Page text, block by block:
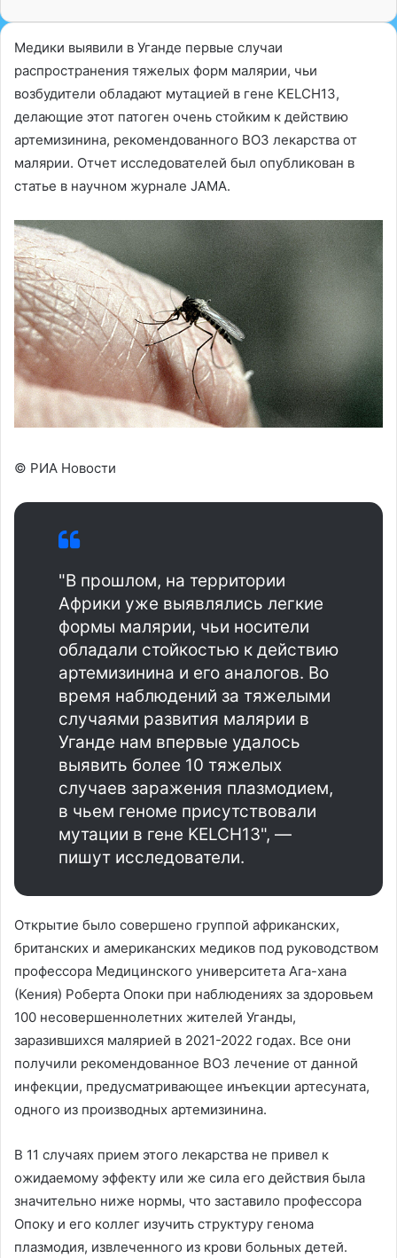
Медики выявили в Уганде первые случаи
распространения тяжелых форм малярии, чьи
возбудители обладают мутацией в гене KELCH13,
делающие этот патоген очень стойким к действию
артемизинина, рекомендованного ВОЗ лекарства от
малярии. Отчет исследователей был опубликован в
статье в научном журнале JAMA.
© РИА Новости
"В прошлом, на территории
Африки уже выявлялись легкие
формы малярии, чьи носители
обладали стойкостью к действию
артемизинина и его аналогов. Во
время наблюдений за тяжелыми
случаями развития малярии в
Уганде нам впервые удалось
выявить более 10 тяжелых
случаев заражения плазмодием,
в чьем геноме присутствовали
мутации в гене KELCH13", —
пишут исследователи.
Открытие было совершено группой африканских,
британских и американских медиков под руководством
профессора Медицинского университета Ага-хана
(Кения) Роберта Опоки при наблюдениях за здоровьем
100 несовершеннолетних жителей Уганды,
заразившихся малярией в 2021-2022 годах. Все они
получили рекомендованное ВОЗ лечение от данной
инфекции, предусматривающее инъекции артесуната,
одного из производных артемизинина.
В 11 случаях прием этого лекарства не привел к
ожидаемому эффекту или же сила его действия была
значительно ниже нормы, что заставило профессора
Опоку и его коллег изучить структуру генома
плазмодия, извлеченного из крови больных детей.